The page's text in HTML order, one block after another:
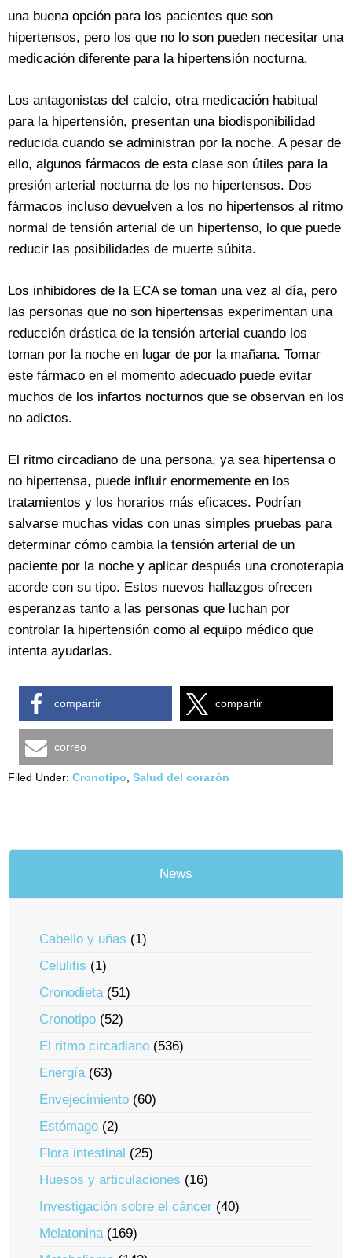
una buena opción para los pacientes que son
hipertensos, pero los que no lo son pueden necesitar una
medicación diferente para la hipertensión nocturna.
Los antagonistas del calcio, otra medicación habitual
para la hipertensión, presentan una biodisponibilidad
reducida cuando se administran por la noche. A pesar de
ello, algunos fármacos de esta clase son útiles para la
presión arterial nocturna de los no hipertensos. Dos
fármacos incluso devuelven a los no hipertensos al ritmo
normal de tensión arterial de un hipertenso, lo que puede
reducir las posibilidades de muerte súbita.
Los inhibidores de la ECA se toman una vez al día, pero
las personas que no son hipertensas experimentan una
reducción drástica de la tensión arterial cuando los
toman por la noche en lugar de por la mañana. Tomar
este fármaco en el momento adecuado puede evitar
muchos de los infartos nocturnos que se observan en los
no adictos.
El ritmo circadiano de una persona, ya sea hipertensa o
no hipertensa, puede influir enormemente en los
tratamientos y los horarios más eficaces. Podrían
salvarse muchas vidas con unas simples pruebas para
determinar cómo cambia la tensión arterial de un
paciente por la noche y aplicar después una cronoterapia
acorde con su tipo. Estos nuevos hallazgos ofrecen
esperanzas tanto a las personas que luchan por
controlar la hipertensión como al equipo médico que
intenta ayudarlas.
compartir compartir
correo
Filed Under: Cronotipo Salud del corazón
News
Cabello y uñas (1)
Celulitis (1)
Cronodieta(51)
Cronotipo (52)
El ritmo circadiano (536)
Energía(63)
Envejecimiento (60)
Estómago (2)
Flora intestinal (25)
Huesos y articulaciones (16)
Investigación sobre el cáncer (40)
Melatonina(169)